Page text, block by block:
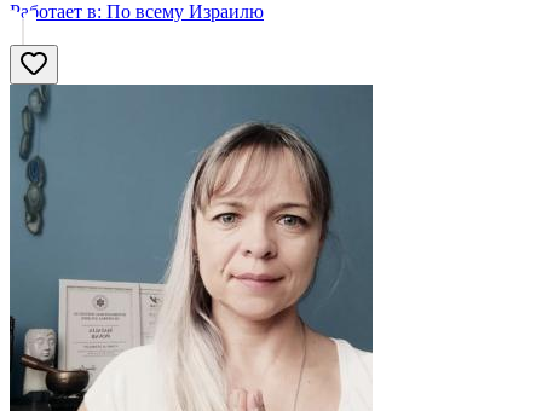
Работает в: По всему Израилю